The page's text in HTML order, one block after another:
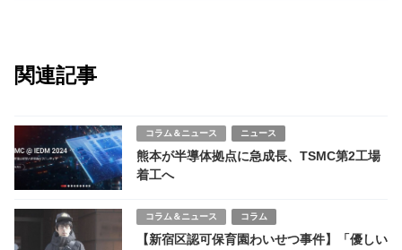
関連記事
コラム＆ニュース ニュース
熊本が半導体拠点に急成長、TSMC第2工場
着工へ
コラム＆ニュース コラム
【新宿区認可保育園わいせつ事件】「優しい